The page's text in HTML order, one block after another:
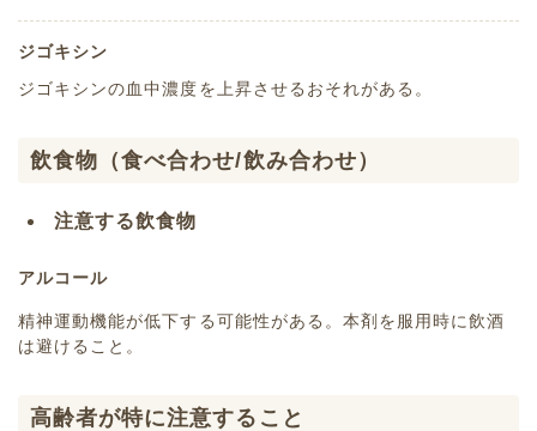
ジゴキシン
ジゴキシンの血中濃度を上昇させるおそれがある。
飲食物（食べ合わせ/飲み合わせ）
注意する飲食物
アルコール
精神運動機能が低下する可能性がある。本剤を服用時に飲酒
は避けること。
高齢者が特に注意すること